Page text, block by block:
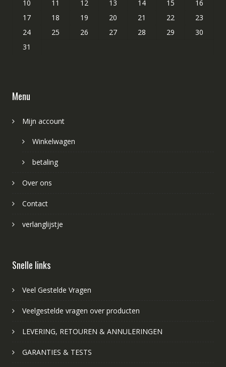
10
11 12 13 14 15
16
17
18 19 20 21 22
23
24
25 26 27 28 29
30
31
Menu
Mijn account
Winkelwagen
betaling
Over ons
Contact
verlanglijstje
Snelle links
Veel Gestelde Vragen
Veelgestelde vragen over producten
LEVERING, RETOUREN & ANNULERINGEN
GARANTIES & TESTS